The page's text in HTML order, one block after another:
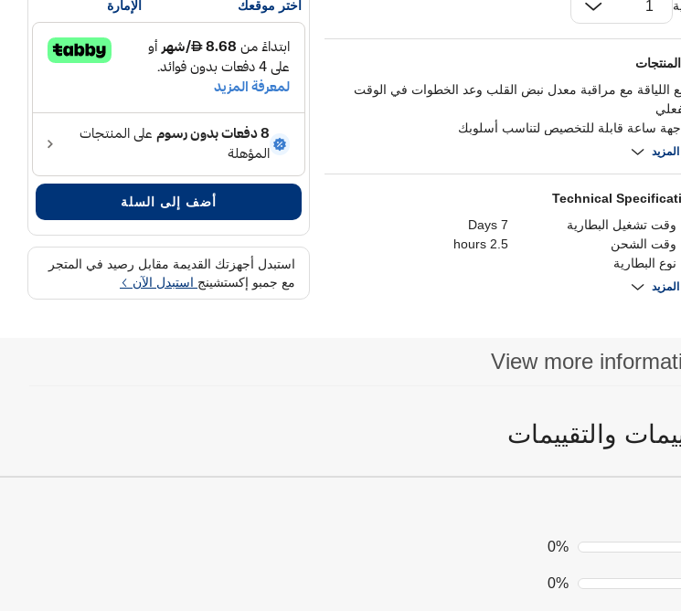
المنتجات
اللياقة مع مراقبة معدل نبض القلب وعد الخطوات في الوقت
ساعة قابلة للتخصيص لتناسب أسلوبك
سلسة مع الهاتف لاستقبال الإشعارات وتنبيهات المكالمات
Technical
وقت تشغيل البطارية
7 Days
وقت الشحن
2.5 hours
نوع البطارية
بلوتوث
نوع العرض
AMOLED
اختر موقعك الإمارة
أضف إلى السلة
استبدل أجهزتك القديمة مقابل رصيد في المتجر
مع جمبو إكستشينج استبدل الآن
View more
والتقييمات
0%
0%